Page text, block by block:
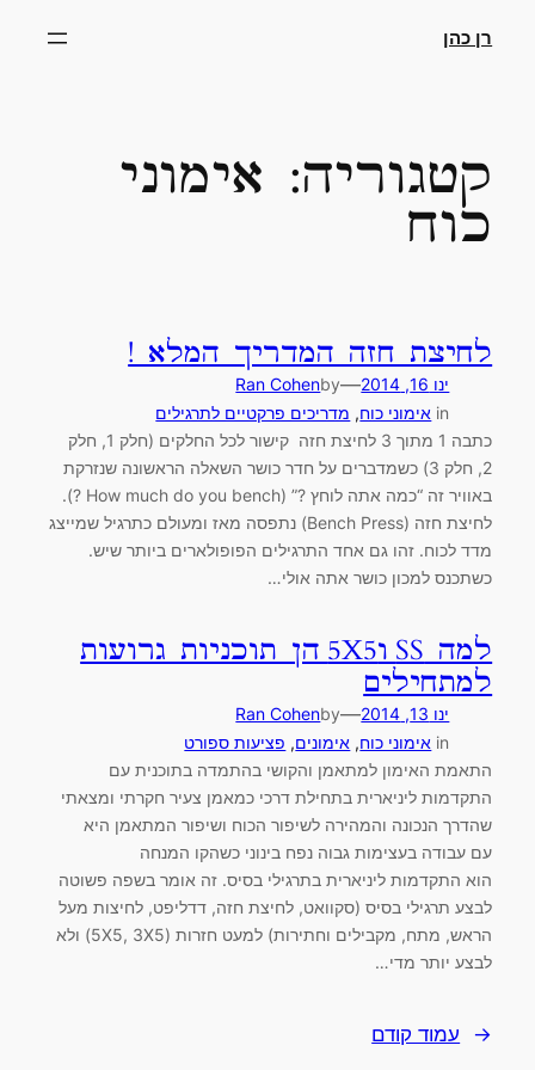
לתוכןרן כהן
קטגוריה: אימוני
כוח
לחיצת חזה המדריך המלא !
ינו 16, 2014 —
by
Ran Cohen
in אימוני כוח, מדריכים פרקטיים לתרגילים
כתבה 1 מתוך 3 לחיצת חזה קישור לכל החלקים (חלק 1, חלק
2, חלק 3) כשמדברים על חדר כושר השאלה הראשונה שנזרקת
באוויר זה “כמה אתה לוחץ ?” (How much do you bench ?).
לחיצת חזה (Bench Press) נתפסה מאז ומעולם כתרגיל שמייצג
מדד לכוח. זהו גם אחד התרגילים הפופולארים ביותר שיש.
כשתכנס למכון כושר אתה אולי…
למה SS ו5X5 הן תוכניות גרועות
למתחילים
ינו 13, 2014 —
by
Ran Cohen
in אימוני כוח, אימונים, פציעות ספורט
התאמת האימון למתאמן והקושי בהתמדה בתוכנית עם
התקדמות ליניארית בתחילת דרכי כמאמן צעיר חקרתי ומצאתי
שהדרך הנכונה והמהירה לשיפור הכוח ושיפור המתאמן היא
עם עבודה בעצימות גבוה נפח בינוני כשהקו המנחה
הוא התקדמות ליניארית בתרגילי בסיס. זה אומר בשפה פשוטה
לבצע תרגילי בסיס (סקוואט, לחיצת חזה, דדליפט, לחיצות מעל
הראש, מתח, מקבילים וחתירות) למעט חזרות (5X5, 3X5) ולא
לבצע יותר מדי…
← עמוד קודם